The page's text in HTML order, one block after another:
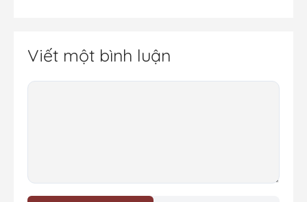
Viết một bình luận
Bình